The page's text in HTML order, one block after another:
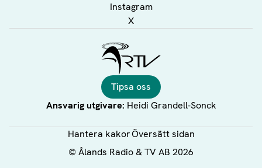
Instagram
X
Tipsa oss
Ansvarig utgivare: Heidi Grandell-Sonck
Hantera kakorÖversätt sidan
©Ålands Radio & TV AB 2026